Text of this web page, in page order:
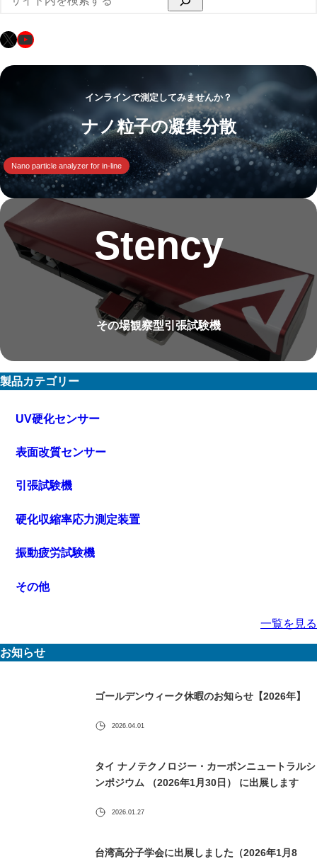
索
X YouTube
インラインで測定してみませんか？
ナノ粒子の凝集分散
Nano particle analyzer for in-line
Stency
その場観察型引張試験機
製品カテゴリー
UV硬化センサー
表面改質センサー
引張試験機
硬化収縮率応力測定装置
振動疲労試験機
その他
一覧を見る
お知らせ
ゴールデンウィーク休暇のお知らせ【2026年】
2026.04.01
タイ ナノテクノロジー・カーボンニュートラルシ
ンポジウム （2026年1月30日） に出展します
2026.01.27
台湾高分子学会に出展しました（2026年1月8